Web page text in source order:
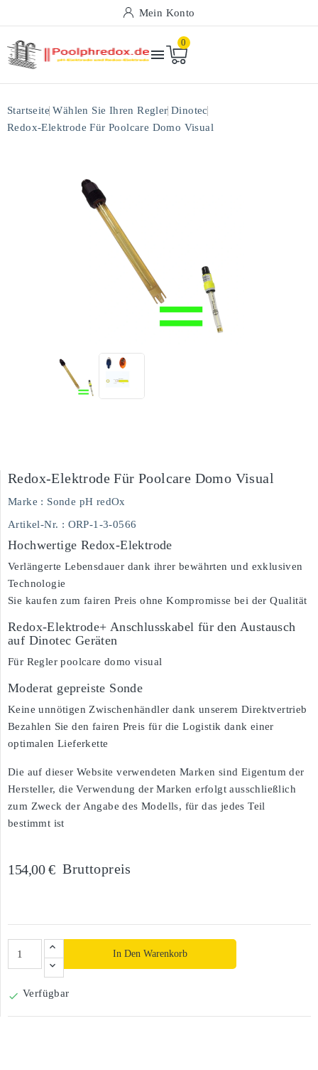
Mein Konto

0
Startseite Wählen Sie Ihren Regler Dinotec
Redox-Elektrode Für Poolcare Domo Visual
Redox-Elektrode Für Poolcare Domo Visual
Marke : Sonde pH redOx
Artikel-Nr. : ORP-1-3-0566
Hochwertige Redox-Elektrode
Verlängerte Lebensdauer dank ihrer bewährten und exklusiven
Technologie
Sie kaufen zum fairen Preis ohne Kompromisse bei der Qualität
Redox-Elektrode+ Anschlusskabel für den Austausch
auf Dinotec Geräten
Für Regler poolcare domo visual
Moderat gepreiste Sonde
Keine unnötigen Zwischenhändler dank unserem Direktvertrieb
Bezahlen Sie den fairen Preis für die Logistik dank einer
optimalen Lieferkette
Die auf dieser Website verwendeten Marken sind Eigentum der
Hersteller, die Verwendung der Marken erfolgt ausschließlich
zum Zweck der Angabe des Modells, für das jedes Teil
bestimmt ist
154,00 € Bruttopreis
In Den Warenkorb
 Verfügbar